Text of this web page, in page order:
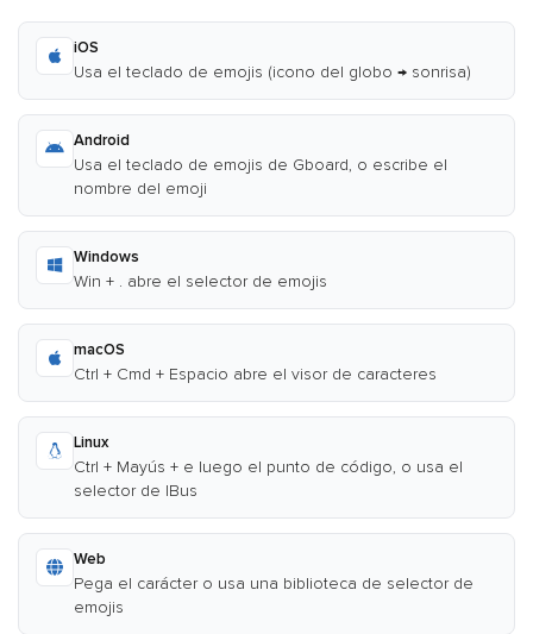
iOS
Usa el teclado de emojis (icono del globo → sonrisa)
Android
Usa el teclado de emojis de Gboard, o escribe el
nombre del emoji
Windows
Win + . abre el selector de emojis
macOS
Ctrl + Cmd + Espacio abre el visor de caracteres
Linux
Ctrl + Mayús + e luego el punto de código, o usa el
selector de IBus
Web
Pega el carácter o usa una biblioteca de selector de
emojis